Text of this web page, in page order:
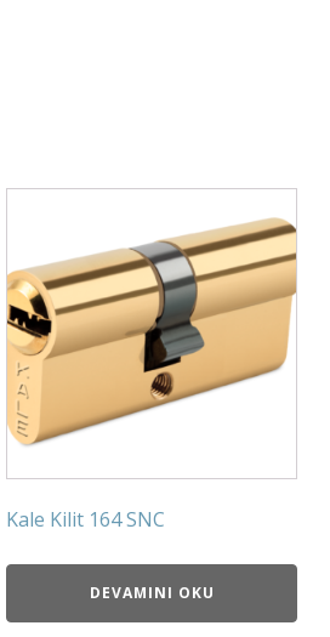
Kale Kilit 164 SNC
DEVAMINI OKU